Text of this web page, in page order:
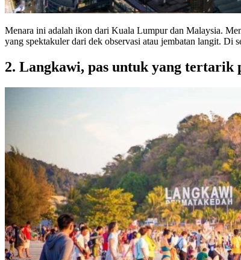
Menara ini adalah ikon dari Kuala Lumpur dan Malaysia.
yang spektakuler dari dek observasi atau jembatan langit.
2. Langkawi, pas untuk yang tertarik